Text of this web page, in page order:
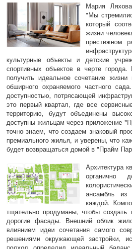
Мария
"Мы
который
жизни
престижном
культурные объекты и детские
спортивных объектов в черте
получить идеальное сочетание
обширного охраняемого частного
доступностью, потрясающей
это первый квартал, где все
территорию, будут объединены
доступны жильцам через приложение
точно знаем, что создаем знаковый
премиального жилья, и уверены, что
будет возвращаться домой в "Прайм
Архитектура
органично
ансамбль из
каждой.
тщательно продуманы, чтобы создать
дорогие фасады. Внешний облик
влиянием идеи сочетания самого
решениями окружающей застройки,